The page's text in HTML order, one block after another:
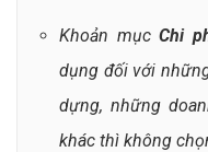
Khoản mụcChi
dụng đối với
dựng, những
khác thì không